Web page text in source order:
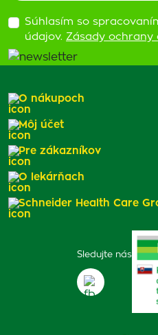
Súhlasím so
údajov. Zásady ochrany
Sledujte nás
O nákupoch
Môj účet
Pre zákazníkov
O lekárňach
Schneider Health Care